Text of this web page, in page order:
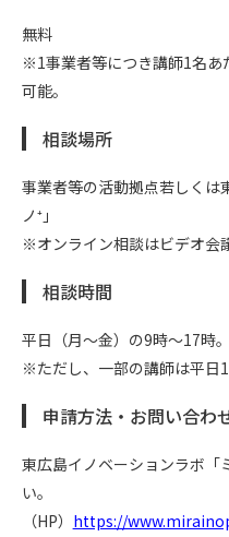
無料
※1事業者等につき講師1名あ
可能。
相談場所
事業者等の活動拠点若しくは
ノ⁺」
※オンライン相談はビデオ会
相談時間
平日（月～金）の9時～17時。
※ただし、一部の講師は平日
申請方法・お問い合わ
東広島イノベーションラボ「
い。
（HP） https://